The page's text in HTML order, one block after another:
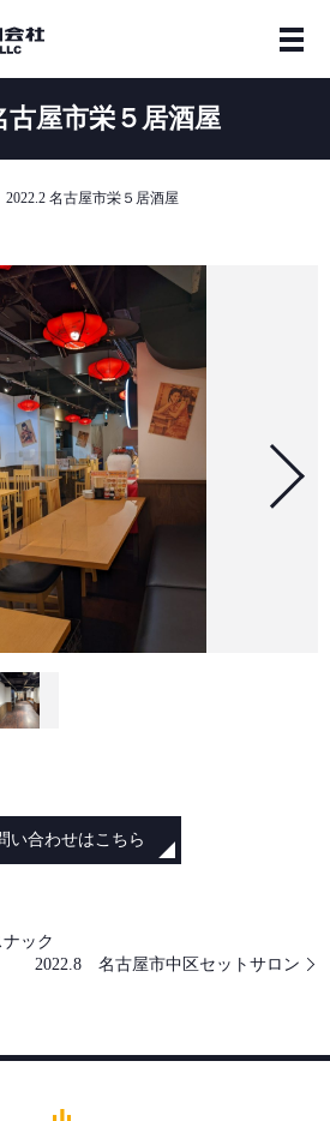
古屋市栄５居酒屋
2022.2 名古屋市栄５居酒屋
い合わせはこちら
ック
2022.8 名古屋市中区セットサロン